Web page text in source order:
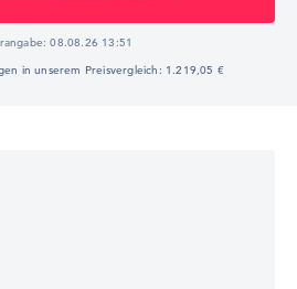
08.08.26 13:51
in unserem Preisvergleich: 1.219,05 €